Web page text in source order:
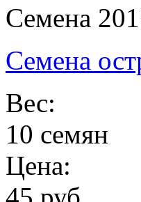
Семена
Семена
Вес:
10 семян
Цена: